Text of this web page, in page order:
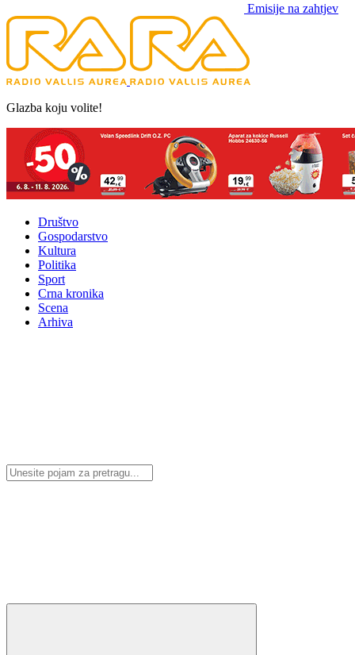
Emisije na zahtjev
Glazba koju volite!
Društvo
Gospodarstvo
Kultura
Politika
Sport
Crna kronika
Scena
Arhiva